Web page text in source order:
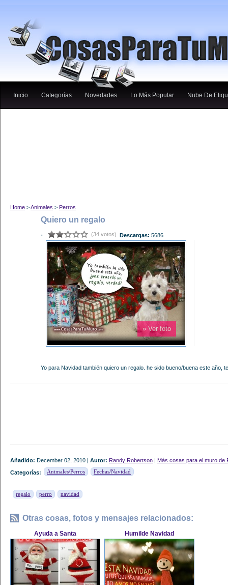
Inicio Categorías Novedades Lo Más Popular Nube De
Home >Animales > Perros
Quiero un regalo
- (34 votos) Descargas: 5686
» Ver foto
Yo para Navidad también quiero un regalo. he sido bueno/buena este año,
Añadido: December 02, 2010 | Autor: Randy Robertson | Más cosas para el muro de
Categorías:
Animales/Perros Fechas/Navidad
regalo perro navidad
Otras cosas, fotos y mensajes relacionados:
Ayuda a Santa Humilde Navidad